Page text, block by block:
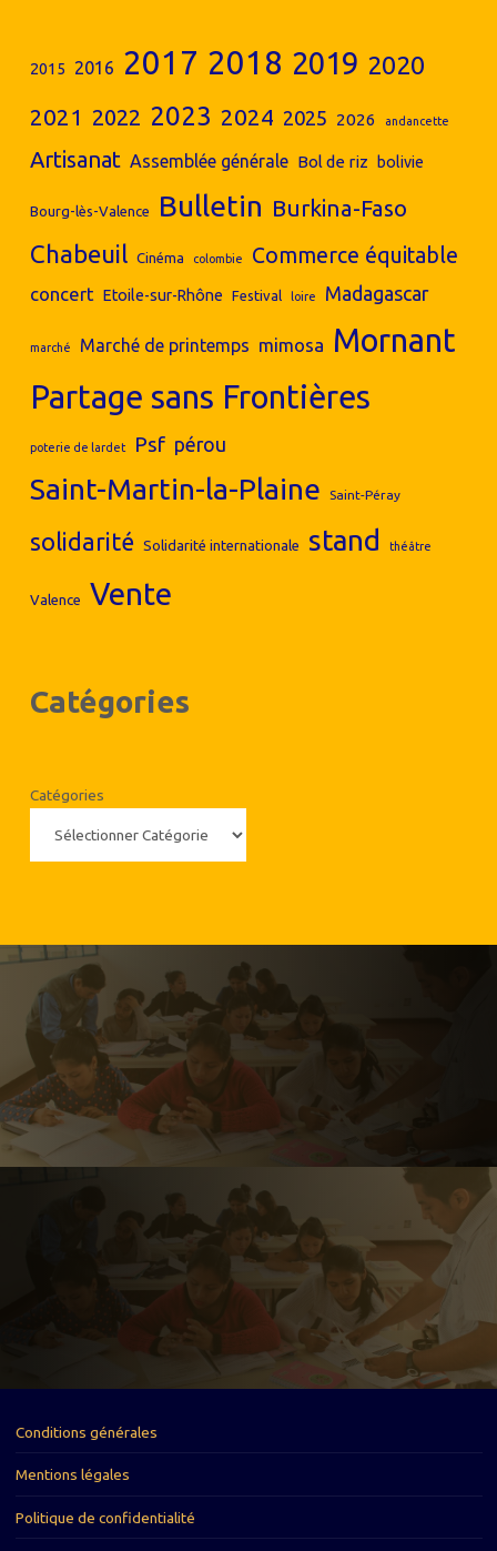
2015 2016 2017 2018 2019 2020
2021 2022 2023 2024 2025 2026 andancette
Artisanat Assemblée générale Bol de riz bolivie
Bourg-lès-Valence Bulletin Burkina-Faso
Chabeuil Cinéma colombie Commerce équitable
concert Etoile-sur-Rhône Festival loire Madagascar
marché Marché de printemps mimosa Mornant
Partage sans Frontières
poterie de lardet Psf pérou
Saint-Martin-la-Plaine Saint-Péray
solidarité Solidarité internationale stand théâtre
Valence Vente
Catégories
Catégories
Conditions générales
Mentions légales
Politique de confidentialité